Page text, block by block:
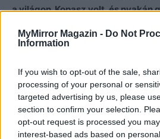
MyMirror Magazin - Do Not
Information
If you wish to opt-out of the sale,
processing of your personal or
targeted advertising by us, please
section to confirm your selection.
opt-out request is processed you
interest-based ads based on
a világon. Kopasz volt, és nyakán
egyenruháját sárga felirat
összetévesztendő akárkivel. Éva
világon, vagy ez ostobaság, mert
kell a megfélemlítés.
Már csak négy-öt fiatal várt
Zsiga váratlanul előhúzta a
elsápadt.Tudta, hogy vége